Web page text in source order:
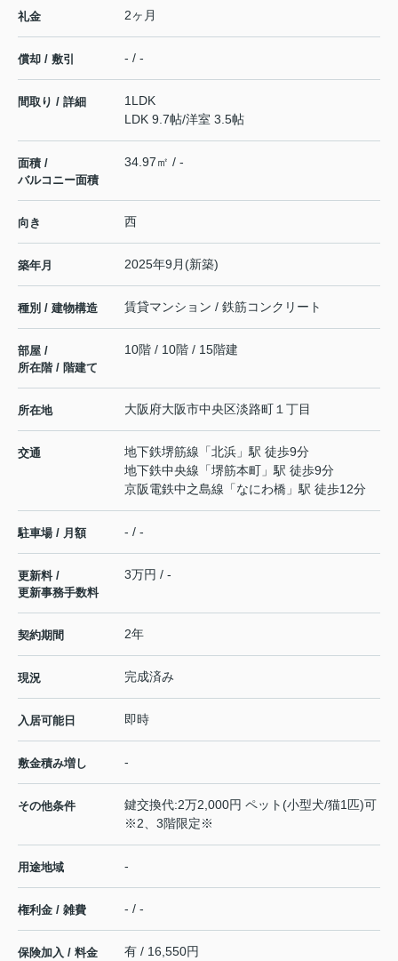
礼金 2ヶ月
償却 / 敷引 - / -
間取り / 詳細
1LDK
LDK 9.7帖/洋室 3.5帖
面積 /
バルコニー面積
34.97㎡ / -
向き 西
築年月 2025年9月(新築)
種別 / 建物構造 賃貸マンション / 鉄筋コンクリート
部屋 /
所在階 / 階建て
10階 / 10階 / 15階建
所在地 大阪府大阪市中央区淡路町１丁目
交通 地下鉄堺筋線 「北浜 」駅 徒歩9分
地下鉄中央線 「堺筋本町 」駅 徒歩9分
京阪電鉄中之島線 「なにわ橋 」駅 徒歩12分
駐車場 / 月額 - / -
更新料 /
更新事務手数料
3万円 / -
契約期間 2年
現況 完成済み
入居可能日 即時
敷金積み増し -
その他条件
鍵交換代:2万2,000円 ペット(小型犬/猫1匹)可
※2、3階限定※
用途地域 -
権利金 / 雑費 - / -
保険加入 / 料金 有 / 16,550円